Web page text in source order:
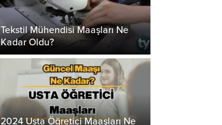
Tekstil Mühendisi Maaşları Ne
Kadar Oldu?
2024 Usta Öğretici Maaşları Ne